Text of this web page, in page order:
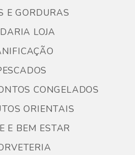
E GORDURAS
LOJA
CONGELADOS
ORIENTAIS
E BEM ESTAR